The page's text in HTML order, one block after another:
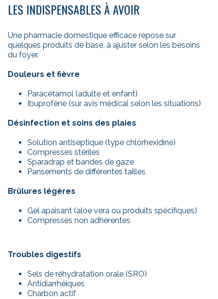
LES INDISPENSABLES À AVOIR
Une pharmacie domestique efficace repose sur
quelques produits de base, à ajuster selon les besoins
du foyer.
Douleurs et fièvre
Paracétamol (adulte et enfant)
Ibuprofène (sur avis médical selon les situations)
Désinfection et soins des plaies
Solution antiseptique (type chlorhexidine)
Compresses stériles
Sparadrap et bandes de gaze
Pansements de différentes tailles
Brûlures légères
Gel apaisant (aloe vera ou produits spécifiques)
Compresses non adhérentes
Troubles digestifs
Sels de réhydratation orale (SRO)
Antidiarrhéiques
Charbon actif